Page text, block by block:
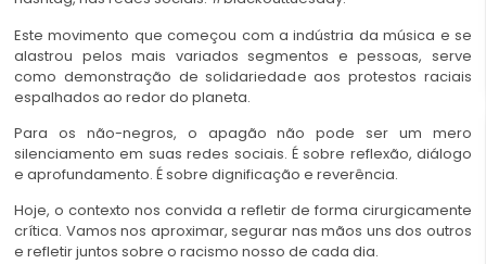
Este movimento que começou com a indústria da música e se
alastrou pelos mais variados segmentos e pessoas, serve
como demonstração de solidariedade aos protestos raciais
espalhados ao redor do planeta.
Para os não-negros, o apagão não pode ser um mero
silenciamento em suas redes sociais. É sobre reflexão, diálogo
e aprofundamento. É sobre dignificação e reverência.
Hoje, o contexto nos convida a refletir de forma cirurgicamente
crítica. Vamos nos aproximar, segurar nas mãos uns dos outros
e refletir juntos sobre o racismo nosso de cada dia.